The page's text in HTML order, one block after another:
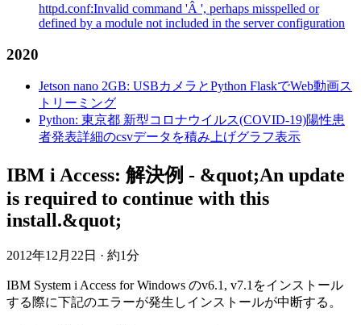
httpd.conf:Invalid command 'Â ', perhaps misspelled or
defined by a module not included in the server configuration
2020
Jetson nano 2GB: USBカメラとPython FlaskでWeb動画ス
トリーミング
Python: 東京都 新型コロナウイルス(COVID-19)陽性患
者発表詳細のcsvデータを積み上げグラフ表示
IBM i Access: 解決例 - &quot;An update
is required to continue with this
install.&quot;
2012年12月22日 · 約1分
IBM System i Access for Windows のv6.1, v7.1をインストール
する際に下記のエラーが発生しインストールが中断する。